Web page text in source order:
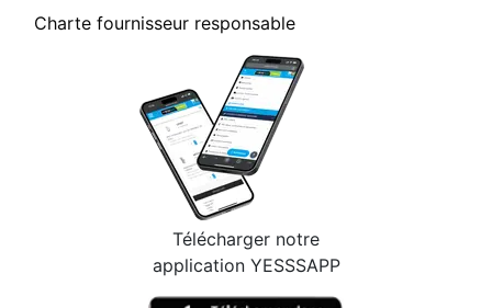
Charte fournisseur responsable
Télécharger notre
application YESSSAPP